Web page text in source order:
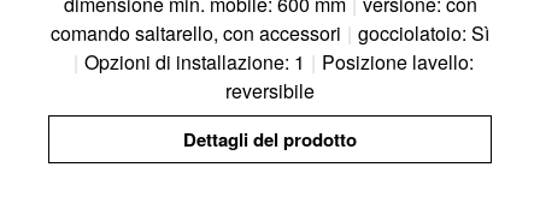
comando saltarello, con accessori | gocciolatoio: Sì
| Opzioni di installazione: 1 | Posizione lavello:
reversibile
Dettagli del prodotto